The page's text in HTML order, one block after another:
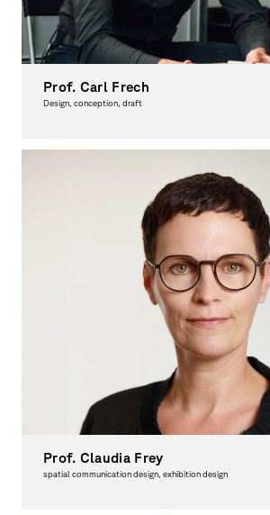
Prof. Carl Frech
Design, conception, draft
Prof. Claudia Frey
spatial communication design, exhibition design